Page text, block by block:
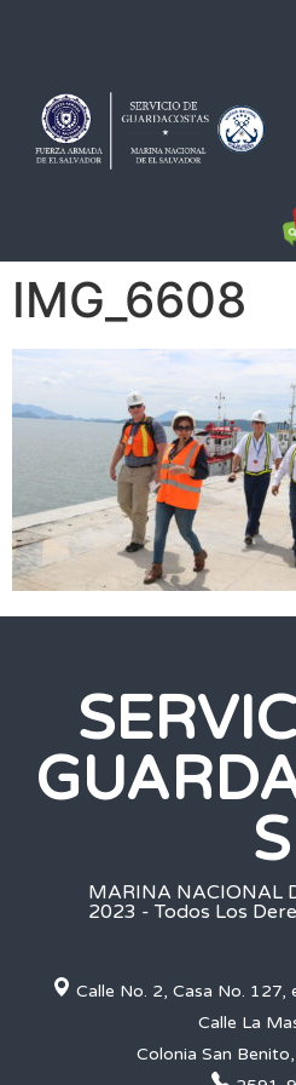
IMG_6608
S
MARINA NACIONAL
2023 - Todos Los
Calle No. 2, Casa No. 127,
Calle La
Colonia San